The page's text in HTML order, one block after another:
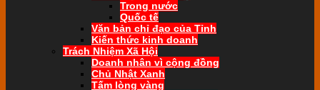
Trong nước
Quốc tế
Văn bản chỉ đạo của Tỉnh
Kiến thức kinh doanh
Trách Nhiệm Xã Hội
Doanh nhân vì cộng đồng
Chủ Nhật Xanh
Tấm lòng vàng